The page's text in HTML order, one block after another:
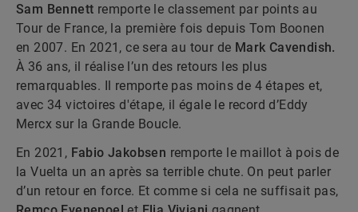
Sam Bennett remporte le classement par points au
Tour de France, la première fois depuis Tom Boonen
en 2007. En 2021, ce sera au tour de Mark Cavendish.
À 36 ans, il réalise l’un des retours les plus
remarquables. Il remporte pas moins de 4 étapes et,
avec 34 victoires d'étape, il égale le record d’Eddy
Mercx sur la Grande Boucle.
En 2021, Fabio Jakobsen remporte le maillot à pois de
la Vuelta un an après sa terrible chute. On peut parler
d’un retour en force. Et comme si cela ne suffisait pas,